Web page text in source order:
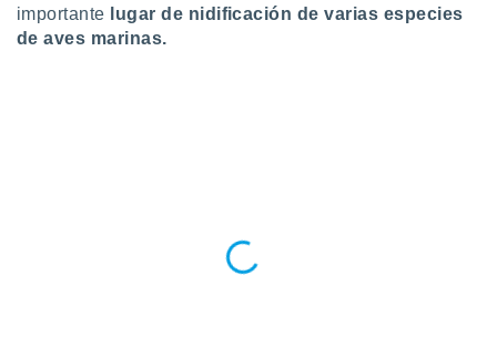
en
importante
lugar de nidificación de varias especies
de aves marinas.